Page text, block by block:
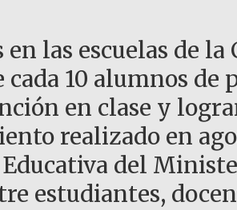
las escuelas de la
10 alumnos de
en clase y
realizado en
del
estudiantes,